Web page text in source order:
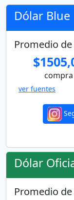
Dólar Blue
Promedio
compra
ver fuentes
Dólar
Promedio